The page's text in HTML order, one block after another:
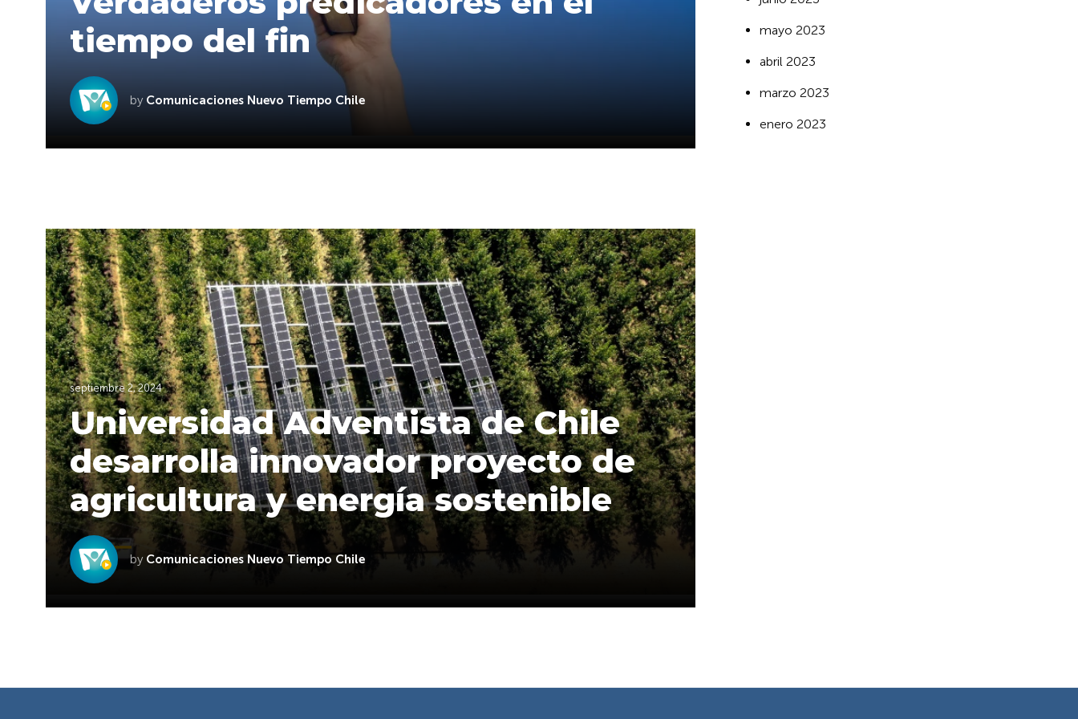
tiempo del fin
by Comunicaciones Nuevo Tiempo Chile
septiembre 2, 2024
Universidad Adventista de Chile
desarrolla innovador proyecto de
agricultura y energía sostenible
by Comunicaciones Nuevo Tiempo Chile
mayo 2023
abril 2023
marzo 2023
enero 2023